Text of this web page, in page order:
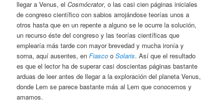
llegar a Venus, elCosmócrator, o las casi cien páginas iniciales
de congreso científico con sabios arrojándose teorías unos a
otros hasta que en un repente a alguno se le ocurre la solución,
un recurso éste del congreso y las teorías científicas que
emplearía más tarde con mayor brevedad y mucha ironía y
sorna, aquí ausentes, enFiasco oSolaris. Así que el resultado
es que el lector ha de superar casi doscientas páginas bastante
arduas de leer antes de llegar a la exploración del planeta Venus,
donde Lem se parece bastante más al Lem que conocemos y
amamos.